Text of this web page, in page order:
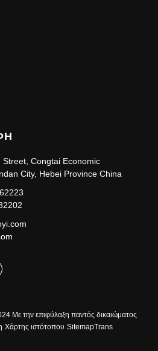
Congtai Economic
City, Hebei Province China
Με την επιφύλαξη παντός δικαιώματος
Χάρτης ιστότοπου SitemapTrans